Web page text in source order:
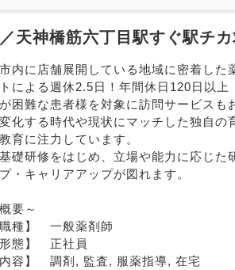
天神橋筋六丁目駅すぐ駅チ
市内に店舗展開している地域に密着した
トによる週休2.5日！年間休日120日以上
が困難な患者様を対象に訪問サービスも
変化する時代や現状にマッチした独自
育に注力しています。
基礎研修をはじめ、立場や能力に応じ
・キャリアアップが図れます。
要～
職種】　一般薬剤師
形態】　正社員
内容】　調剤, 監査, 服薬指導, 在宅